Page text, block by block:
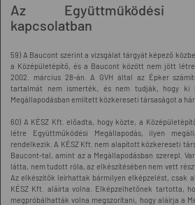
Az Együttműködési
kapcsolatban
59) A Baucont szerint a vizsgálat tárgyát képező
a Középületépítő, és a Baucont között nem jött
2002. március 28-án. A GVH által az Épker
tartalmát nem ismerték, és nem tudják, hogy ki
Megállapodásban említett közkereseti társaságot a
60) A KÉSZ Kft. előadta, hogy közte, a
létre Együttműködési Megállapodás, ilyen
rendelkezik. A KÉSZ Kft. nem alapított közkereseti
Baucont-tal, amint az a Megállapodásban szerepl.
látta, nem tudott róla, az elkészítésében nem vett
Az elkészítők leírhattak bármilyen elképzelést, csak
KÉSZ Kft. aláírta volna. Elképzelhetőnek tartotta,
megpróbálhatták volna megszorítani, hogy aláírja a